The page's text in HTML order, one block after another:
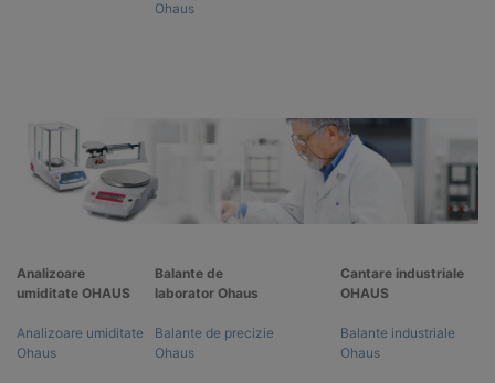
Ohaus
Analizoare
umiditate OHAUS
Analizoare umiditate
Ohaus
Cantare industriale
OHAUS
Balante industriale
Ohaus
Balante de
laborator Ohaus
Balante de precizie
Ohaus